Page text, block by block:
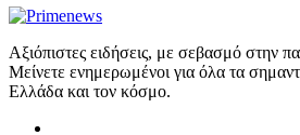
Αξιόπιστες ειδήσεις, με σεβασμό στην
Μείνετε ενημερωμένοι για όλα τα
Ελλάδα και τον κόσμο.